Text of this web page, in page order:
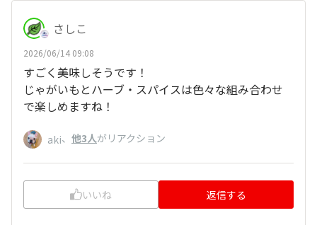
さしこ
2026/06/14 09:08
すごく美味しそうです！
じゃがいもとハーブ・スパイスは色々な組み合わせ
で楽しめますね！
aki、 他3人がリアクション
いいね 返信する